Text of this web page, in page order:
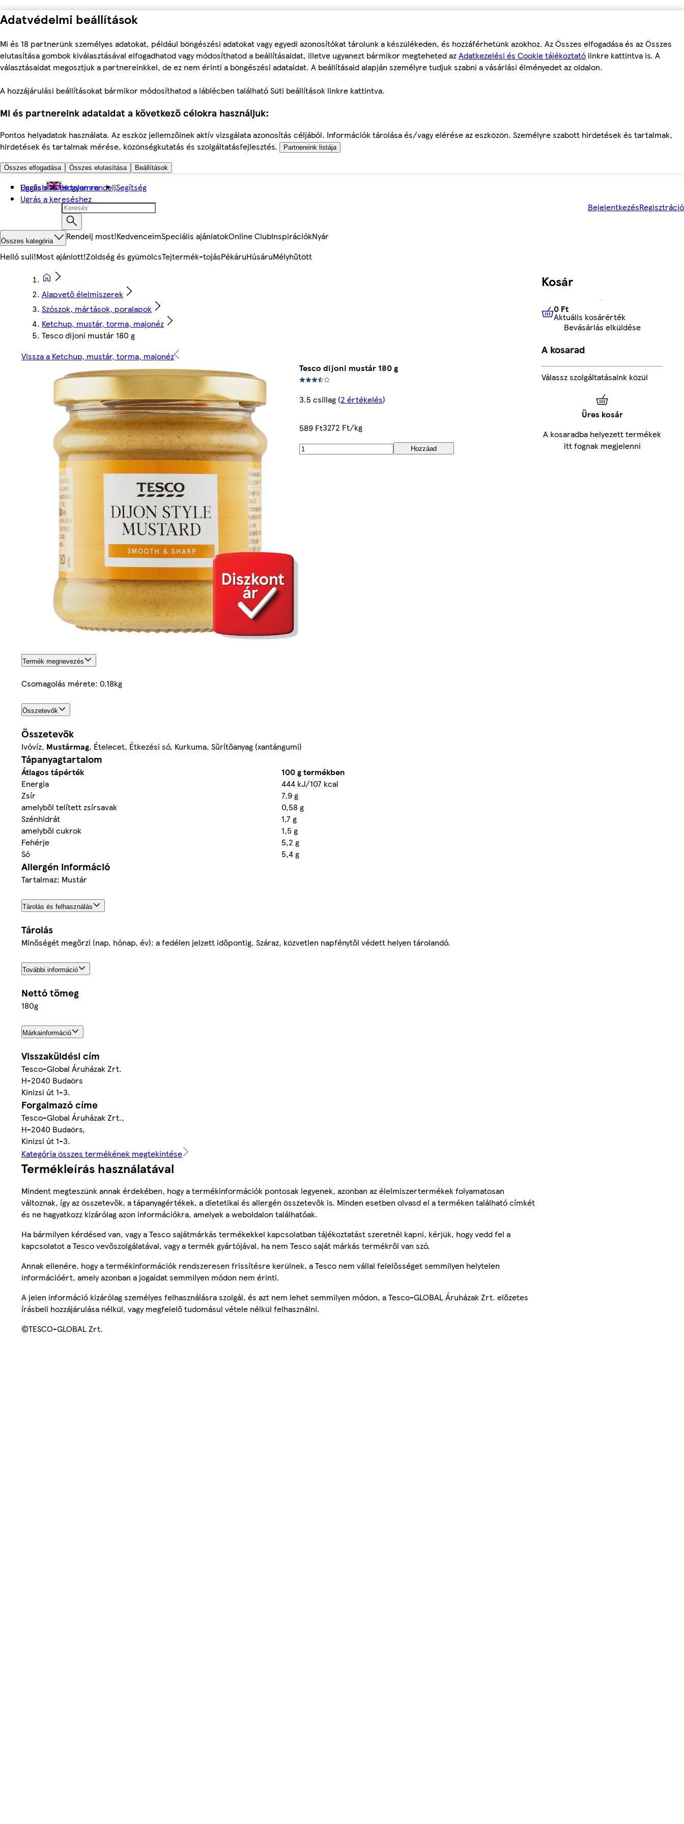
Adatvédelmi beállítások
Mi és 18 partnerünk személyes adatokat, például böngészési adatokat vagy egyedi azonosítókat tárolunk a készülékeden, és hozzáférhetünk azokhoz. Az Összes elfogadása és az Összes
elutasítása gombok kiválasztásával elfogadhatod vagy módosíthatod a beállításaidat, illetve ugyanezt bármikor megteheted azAdatkezelési és Cookie tájékoztató linkre kattintva is. A
választásaidat megosztjuk a partnereinkkel, de ez nem érinti a böngészési adataidat. A beállításaid alapján személyre tudjuk szabni a vásárlási élményedet az oldalon.
A hozzájárulási beállításokat bármikor módosíthatod a láblécben található Süti beállítások linkre kattintva.
Mi és partnereink adataidat a következő célokra használjuk:
Pontos helyadatok használata. Az eszköz jellemzőinek aktív vizsgálata azonosítás céljából. Információk tárolása és/vagy elérése az eszközön. Személyre szabott hirdetések és tartalmak,
hirdetések és tartalmak mérése, közönségkutatás és szolgáltatásfejlesztés.
Partnereink listája
Összes elfogadása Összes elutasítása Beállítások
Ugrás a fő tartalomra
Ugrás a kereséshez
English Hogyan rendeljSegítség
BejelentkezésRegisztráció
Összes kategória Rendelj most!KedvenceimSpeciális ajánlatokOnline ClubInspirációkNyár
Helló suli!Most ajánlott!Zöldség és gyümölcsTejtermék-tojásPékáruHúsáruMélyhűtött
Alapvető élelmiszerek
Szószok, mártások, poralapok
Ketchup, mustár, torma, majonéz
Tesco dijoni mustár 180 g
Vissza a Ketchup, mustár, torma, majonéz
Tesco dijoni mustár 180 g
3.5 csillag (2 értékelés)
589 Ft3272 Ft/kg
Hozzáad
Termék megnevezés
Csomagolás mérete: 0.18kg
Összetevők
Összetevők
Ivóvíz, Mustármag, Ételecet, Étkezési só, Kurkuma, Sűrítőanyag (xantángumi)
Tápanyagtartalom
Átlagos tápérték
100 g termékben
Energia
444 kJ/107 kcal
Zsír
7,9 g
amelyből telített zsírsavak
0,58 g
Szénhidrát
1,7 g
amelyből cukrok
1,5 g
Fehérje
5,2 g
Só
5,4 g
Allergén információ
Tartalmaz: Mustár
Tárolás és felhasználás
Tárolás
Minőségét megőrzi (nap, hónap, év): a fedélen jelzett időpontig. Száraz, közvetlen napfénytől védett helyen tárolandó.
További információ
Nettó tömeg
180g
Márkainformáció
Visszaküldési cím
Tesco-Global Áruházak Zrt.
H-2040 Budaörs
Kinizsi út 1-3.
Forgalmazó címe
Tesco-Global Áruházak Zrt.,
H-2040 Budaörs,
Kinizsi út 1-3.
Kategória összes termékének megtekintése
Termékleírás használatával
Mindent megteszünk annak érdekében, hogy a termékinformációk pontosak legyenek, azonban az élelmiszertermékek folyamatosan
változnak, így az összetevők, a tápanyagértékek, a dietetikai és allergén összetevők is. Minden esetben olvasd el a terméken található címkét
és ne hagyatkozz kizárólag azon információkra, amelyek a weboldalon találhatóak.
Ha bármilyen kérdésed van, vagy a Tesco sajátmárkás termékekkel kapcsolatban tájékoztatást szeretnél kapni, kérjük, hogy vedd fel a
kapcsolatot a Tesco vevőszolgálatával, vagy a termék gyártójával, ha nem Tesco saját márkás termékről van szó.
Annak ellenére, hogy a termékinformációk rendszeresen frissítésre kerülnek, a Tesco nem vállal felelősséget semmilyen helytelen
információért, amely azonban a jogaidat semmilyen módon nem érinti.
A jelen információ kizárólag személyes felhasználásra szolgál, és azt nem lehet semmilyen módon, a Tesco-GLOBAL Áruházak Zrt. előzetes
írásbeli hozzájárulása nélkül, vagy megfelelő tudomásul vétele nélkül felhasználni.
©TESCO-GLOBAL Zrt.
Kosár
0 FtAktuális kosárérték
0 Ft
Aktuális kosárérték
Bevásárlás elküldése
A kosarad
Válassz szolgáltatásaink közül
Üres kosár
A kosaradba helyezett termékek
itt fognak megjelenni